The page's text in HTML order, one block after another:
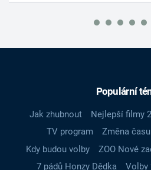
Populární
Jak zhubnout Nejlepší filmy
TV program
Změna času
Kdy budou volby
ZOO Nové
7 pádů Honzy Dědka
Volby